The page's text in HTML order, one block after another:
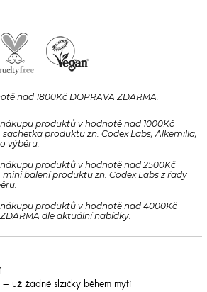
nad 1800Kč DOPRAVA ZDARMA
produktů v hodnotě nad 1000Kč
sachetka produktu zn. Codex Labs, Alkemilla,
výběru.
produktů v hodnotě nad 2500Kč
mini balení produktu zn. Codex Labs z řady
produktů v hodnotě nad 4000Kč
dle aktuální nabídky.
už žádné slzičky během mytí